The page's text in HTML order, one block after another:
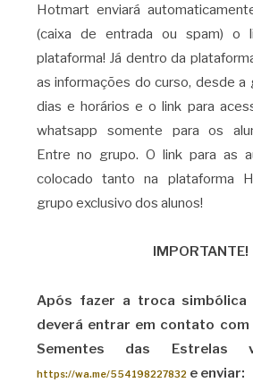
Hotmart enviará
(caixa de entrada ou spam) o
plataforma! Já dentro da
as informações do curso, desde a
dias e horários e o link para
whatsapp somente para os
Entre no grupo. O link para as
colocado tanto na plataforma
grupo exclusivo dos alunos!
IMPORTANTE!
Após fazer a troca simbólica
deverá entrar em contato
Sementes das Estrelas
https://wa.me/554198227832e enviar: